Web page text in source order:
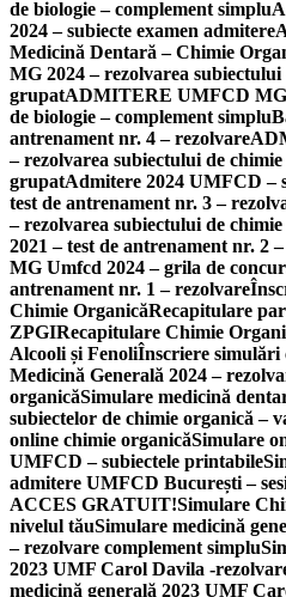
de biologie – complement simplu
2024 – subiecte examen admitere
Medicină Dentară – Chimie
MG 2024 – rezolvarea
grupatADMITERE UMFCD MG
de biologie – complement simplu
antrenament nr. 4 – rezolvare
– rezolvarea subiectului de
grupatAdmitere 2024 UMFCD –
test de antrenament nr. 3 –
– rezolvarea subiectului de
2021 – test de antrenament nr. 2
MG Umfcd 2024 – grila de
antrenament nr. 1 – rezolvare
Chimie OrganicăRecapitulare
ZPGIRecapitulare Chimie
Alcooli și FenoliÎnscriere simulări
Medicină Generală 2024 –
organicăSimulare medicină
subiectelor de chimie organică –
online chimie organicăSimulare
UMFCD – subiectele printabile
admitere UMFCD București –
ACCES GRATUIT!Simulare
nivelul tăuSimulare medicină
– rezolvare complement simplu
2023 UMF Carol Davila -
medicină generală 2023 UMF